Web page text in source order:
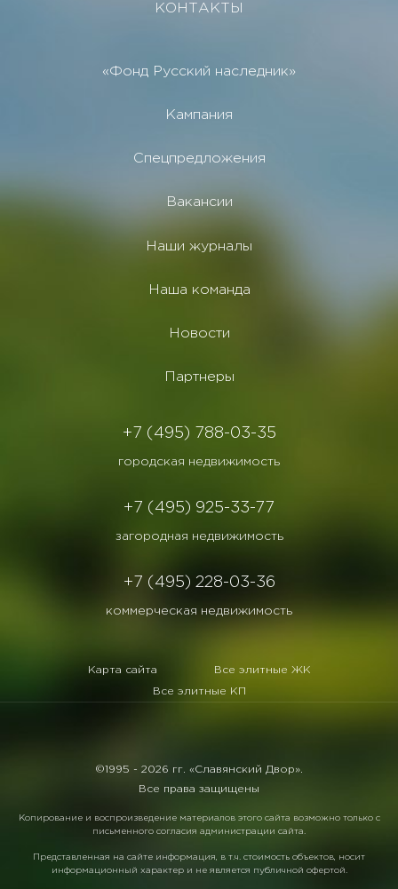
КОНТАКТЫ
«Фонд Русский наследник»
Кампания
Спецпредложения
Вакансии
Наши журналы
Наша команда
Новости
Партнеры
+7 (495) 788-03-35
городская недвижимость
+7 (495) 925-33-77
загородная недвижимость
+7 (495) 228-03-36
коммерческая недвижимость
Карта сайта Все элитные ЖК
Все элитные КП
©1995 - 2026 гг. «Славянский Двор».
Все права защищены
Копирование и воспроизведение материалов этого сайта возможно только с
письменного согласия администрации сайта.
Представленная на сайте информация, в т.ч. стоимость объектов, носит
информационный характер и не является публичной офертой.